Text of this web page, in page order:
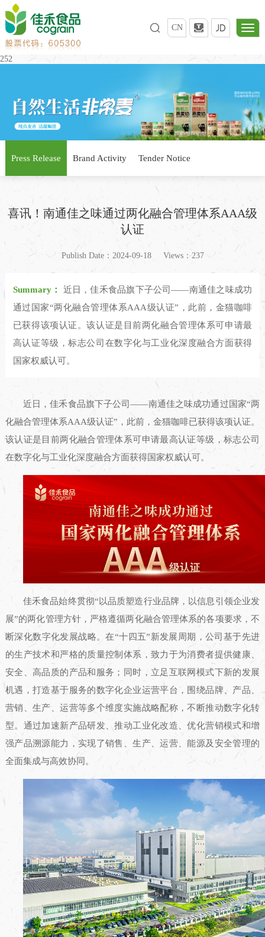
CN
252
Press Release Brand Activity Tender Notice
喜讯！南通佳之味通过两化融合管理体系AAA级
认证
Publish Date：2024-09-18 Views：237
Summary：
近日，佳禾食品旗下子公司——南通佳之味成功
通过国家“两化融合管理体系AAA级认证”，此前，金猫咖啡
已获得该项认证。该认证是目前两化融合管理体系可申请最
高认证等级，标志公司在数字化与工业化深度融合方面获得
国家权威认可。
近日，佳禾食品旗下子公司——南通佳之味成功通过国家“两
化融合管理体系AAA级认证”，此前，金猫咖啡已获得该项认证。
该认证是目前两化融合管理体系可申请最高认证等级，标志公司
在数字化与工业化深度融合方面获得国家权威认可。
佳禾食品始终贯彻“以品质塑造行业品牌，以信息引领企业发
展”的两化管理方针，严格遵循两化融合管理体系的各项要求，不
断深化数字化发展战略。在“十四五”新发展周期，公司基于先进
的生产技术和严格的质量控制体系，致力于为消费者提供健康、
安全、高品质的产品和服务；同时，立足互联网模式下新的发展
机遇，打造基于服务的数字化企业运营平台，围绕品牌、产品、
营销、生产、运营等多个维度实施战略配称，不断推动数字化转
型。通过加速新产品研发、推动工业化改造、优化营销模式和增
强产品溯源能力，实现了销售、生产、运营、能源及安全管理的
全面集成与高效协同。